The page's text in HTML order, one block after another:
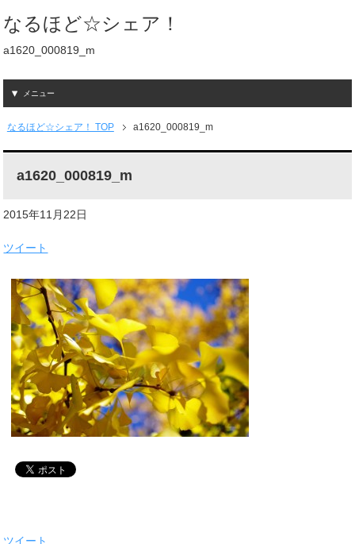
なるほど☆シェア！
a1620_000819_m
メニュー
なるほど☆シェア！ TOP a1620_000819_m
a1620_000819_m
2015年11月22日
ツイート
ツイート